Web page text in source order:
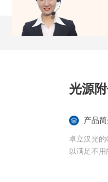
光源
产品
卓立汉光
以满足不